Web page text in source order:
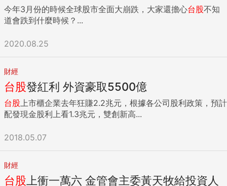
今年3月份的時候全球股市全面大崩跌，大家還擔心台股不知
道會跌到什麼時候？...
2020.08.25
財經
台股發紅利 外資豪取5500億
台股 上市櫃企業去年狂賺2.2兆元，根據各公司股利政策，預計
配發現金股利上看1.3兆元，雙創新高...
2018.05.07
財經
台股 上衝一萬六 金管會主委黃天牧給投資人